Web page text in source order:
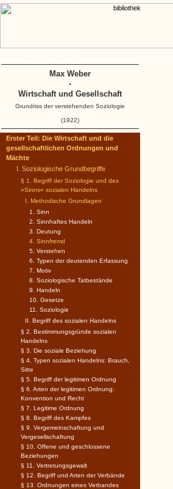
Erster Teil: Die Wirtschaft und die
gesellschaftlichen Ordnungen und
Mächte
I. Soziologische Grundbegriffe
§ 1. Begriff der Soziologie und des
»Sinns« sozialen Handelns
I. Methodische Grundlagen
1. Sinn
2. Sinnhaftes Handeln
3. Deutung
4. Sinnfremd
5. Verstehen
6. Typen der deutenden Erfassung
7. Motiv
8. Soziologische Tatbestände
9. Handeln
10. Gesetze
11. Soziologie
II. Begriff des sozialen Handelns
§ 2. Bestimmungsgründe sozialen
Handelns
§ 3. Die soziale Beziehung
§ 4. Typen sozialen Handelns: Brauch,
Sitte
§ 5. Begriff der legitimen Ordnung
§ 6. Arten der legitimen Ordnung:
Konvention und Recht
§ 7. Legitime Ordnung
§ 8. Begriff des Kampfes
§ 9. Vergemeinschaftung und
Vergesellschaftung
§ 10. Offene und geschlossene
Beziehungen
§ 11. Vertretungsgewalt
§ 12. Begriff und Arten der Verbände
§ 13. Ordnungen eines Verbandes
Max Weber
-
Wirtschaft und Gesellschaft
Grundriss der verstehenden Soziologie
(1922)